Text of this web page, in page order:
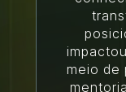
meio de